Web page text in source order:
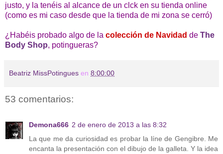
justo, y la tenéis al alcance de un clck en su tienda online
(como es mi caso desde que la tienda de mi zona se cerró)
¿Habéis probado algo de la colección de Navidad de The
Body Shop, potingueras?
Beatriz MissPotingues en 8:00:00
53 comentarios:
Demona666 2 de enero de 2013 a las 8:32
La que me da curiosidad es probar la líne de Gengibre. Me
encanta la presentación con el dibujo de la galleta. Y la idea